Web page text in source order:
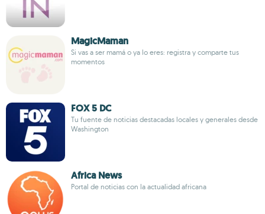
MagicMaman
Si vas a ser mamá o ya lo eres: registra y comparte tus
momentos
FOX 5 DC
Tu fuente de noticias destacadas locales y generales desde
Washington
Africa News
Portal de noticias con la actualidad africana